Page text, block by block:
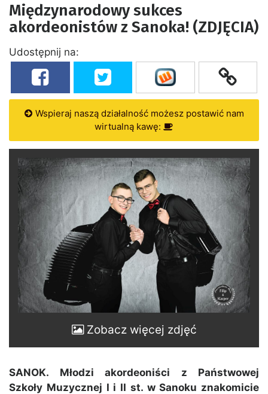
Międzynarodowy sukces
akordeonistów z Sanoka! (ZDJĘCIA)
Udostępnij na:
Wspieraj naszą działalność możesz postawić nam
wirtualną kawę:
Zobacz więcej zdjęć
SANOK. Młodzi akordeoniści z Państwowej
Szkoły Muzycznej I i II st. w Sanoku znakomicie